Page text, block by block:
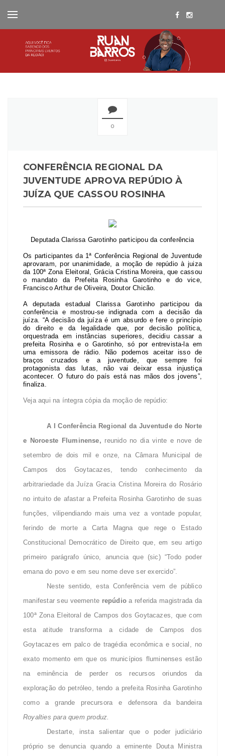
0
CONFERÊNCIA REGIONAL DA
JUVENTUDE APROVA REPÚDIO À
JUÍZA QUE CASSOU ROSINHA
Deputada Clarissa Garotinho participou da conferência
Os participantes da 1ª Conferência Regional de Juventude
aprovaram, por unanimidade, a moção de repúdio à juiza
da 100ª Zona Eleitoral, Grácia Cristina Moreira, que cassou
o mandato da Prefeita Rosinha Garotinho e do vice,
Francisco Arthur de Oliveira, Doutor Chicão.
A deputada estadual Clarissa Garotinho participou da
conferência e mostrou-se indignada com a decisão da
juíza. “A decisão da juíza é um absurdo e fere o princípio
do direito e da legalidade que, por decisão política,
orquestrada em instâncias superiores, decidiu cassar a
prefeita Rosinha e o Garotinho, só por entrevista-la em
uma emissora de rádio. Não podemos aceitar isso de
braços cruzados e a juventude, que sempre foi
protagonista das lutas, não vai deixar essa injustiça
acontecer. O futuro do país está nas mãos dos jovens”,
finaliza.
Veja aqui na íntegra cópia da moção de repúdio:
A I Conferência Regional da Juventude do Norte
e Noroeste Fluminense, reunido no dia vinte e nove de
setembro de dois mil e onze, na Câmara Municipal de
Campos dos Goytacazes, tendo conhecimento da
arbitrariedade da Juíza Gracia Cristina Moreira do Rosário
no intuito de afastar a Prefeita Rosinha Garotinho de suas
funções, vilipendiando mais uma vez a vontade popular,
ferindo de morte a Carta Magna que rege o Estado
Constitucional Democrático de Direito que, em seu artigo
primeiro parágrafo único, anuncia que (sic) “Todo poder
emana do povo e em seu nome deve ser exercido”.
Neste sentido, esta Conferência vem de público
manifestar seu veemente repúdioa referida magistrada da
100ª Zona Eleitoral de Campos dos Goytacazes, que com
esta atitude transforma a cidade de Campos dos
Goytacazes em palco de tragédia econômica e social, no
exato momento em que os municípios fluminenses estão
na eminência de perder os recursos oriundos da
exploração do petróleo, tendo a prefeita Rosinha Garotinho
como a grande precursora e defensora da bandeira
Royalties para quem produz.
Destarte, insta salientar que o poder judiciário
próprio se denuncia quando a eminente Douta Ministra